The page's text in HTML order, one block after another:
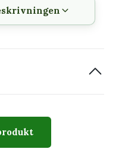
'Elaine'
bladrosett